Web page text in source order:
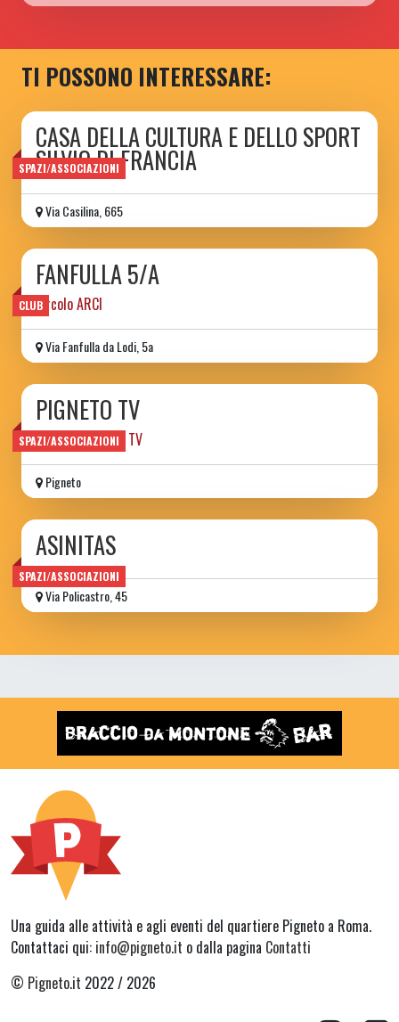
TI POSSONO INTERESSARE:
SPAZI/ASSOCIAZIONI
CASA DELLA CULTURA E DELLO SPORT
SILVIO DI FRANCIA
Via Casilina, 665
CLUB
FANFULLA 5/A
circolo ARCI
Via Fanfulla da Lodi, 5a
SPAZI/ASSOCIAZIONI
PIGNETO TV
network | canale TV
Pigneto
SPAZI/ASSOCIAZIONI
ASINITAS
Via Policastro, 45
Una guida alle attività e agli eventi del quartiere Pigneto a Roma.
Contattaci qui: info@pigneto.it o dalla pagina Contatti
© Pigneto.it 2022 / 2026